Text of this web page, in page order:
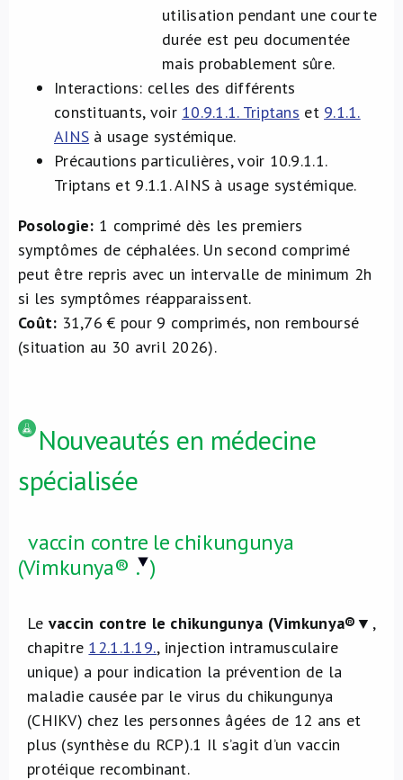
utilisation pendant une courte
durée est peu documentée
mais probablement sûre.
Interactions: celles des différents
constituants, voir 10.9.1.1. Triptans et 9.1.1.
AINS à usage systémique.
Précautions particulières, voir 10.9.1.1.
Triptans et 9.1.1. AINS à usage systémique.
Posologie: 1 comprimé dès les premiers
symptômes de céphalées. Un second comprimé
peut être repris avec un intervalle de minimum 2h
si les symptômes réapparaissent.
Coût: 31,76 € pour 9 comprimés, non remboursé
(situation au 30 avril 2026).
Nouveautés en médecine
spécialisée
vaccin contre le chikungunya
(Vimkunya® . )
Le vaccin contre le chikungunya (Vimkunya®▼,
chapitre 12.1.1.19., injection intramusculaire
unique) a pour indication la prévention de la
maladie causée par le virus du chikungunya
(CHIKV) chez les personnes âgées de 12 ans et
plus (synthèse du RCP).1 Il s’agit d’un vaccin
protéique recombinant.